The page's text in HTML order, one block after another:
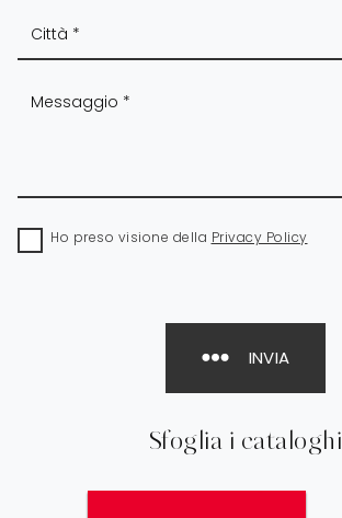
Sfoglia i cataloghi
Ho preso visione della Privacy Policy
INVIA